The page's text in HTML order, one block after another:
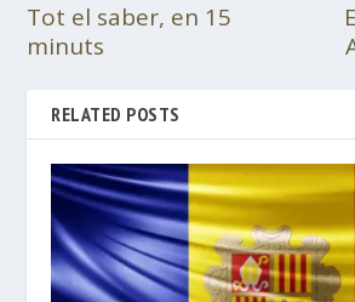
Tot el saber, en 15
minuts
RELATED POSTS